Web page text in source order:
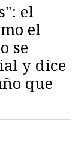
el
el
se
y dice
que